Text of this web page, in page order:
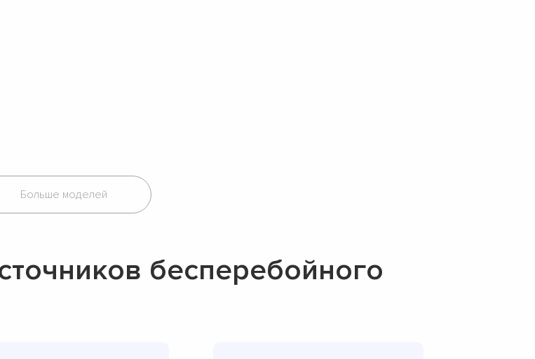
Больше моделей
бесперебойного